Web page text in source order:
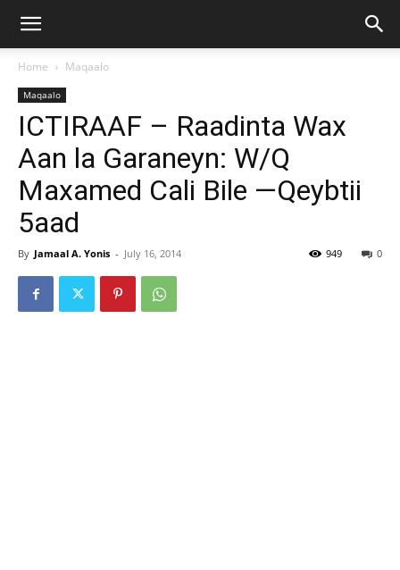
Home Maqaalo
Maqaalo
ICTIRAAF – Raadinta Wax
Aan la Garaneyn: W/Q
Maxamed Cali Bile —Qeybtii
5aad
By Jamaal A. Yonis - July 16, 2014 0
949